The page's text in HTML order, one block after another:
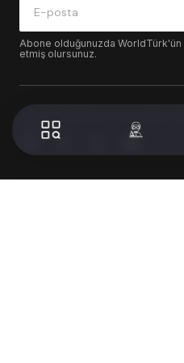
Abone olduğunuzda WorldTürk'ün
etmiş olursunuz.
© 2024 WorldTurk. Tüm Hakları
Volion's